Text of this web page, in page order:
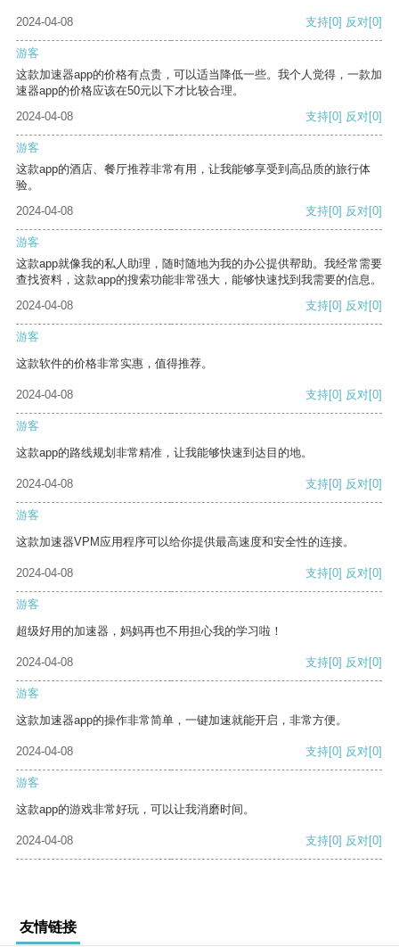
2024-04-08 支持[0] 反对[0]
游客
这款加速器app的价格有点贵，可以适当降低一些。我个人觉得，一款加
速器app的价格应该在50元以下才比较合理。
2024-04-08
支持[0] 反对[0]
游客
这款app的酒店、餐厅推荐非常有用，让我能够享受到高品质的旅行体
验。
2024-04-08
支持[0] 反对[0]
游客
这款app就像我的私人助理，随时随地为我的办公提供帮助。我经常需要
查找资料，这款app的搜索功能非常强大，能够快速找到我需要的信息。
2024-04-08
支持[0] 反对[0]
游客
这款软件的价格非常实惠，值得推荐。
2024-04-08 支持[0] 反对[0]
游客
这款app的路线规划非常精准，让我能够快速到达目的地。
2024-04-08 支持[0] 反对[0]
游客
这款加速器VPM应用程序可以给你提供最高速度和安全性的连接。
2024-04-08 支持[0] 反对[0]
游客
超级好用的加速器，妈妈再也不用担心我的学习啦！
2024-04-08 支持[0] 反对[0]
游客
这款加速器app的操作非常简单，一键加速就能开启，非常方便。
2024-04-08 支持[0] 反对[0]
游客
这款app的游戏非常好玩，可以让我消磨时间。
2024-04-08 支持[0] 反对[0]
友情链接